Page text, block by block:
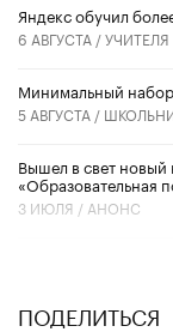
​Яндекс обучил
6 АВГУСТА /УЧИТЕЛЯ
Минимальный
5 АВГУСТА /
Вышел в свет
«Образовательная
3 ИЮЛЯ / АНОНС
ПОДЕЛИТЬСЯ